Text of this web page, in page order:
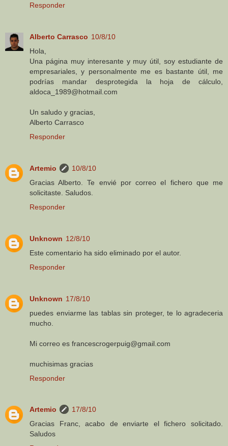
Responder
Alberto Carrasco 10/8/10
Hola,
Una página muy interesante y muy útil, soy estudiante de
empresariales, y personalmente me es bastante útil, me
podrías mandar desprotegida la hoja de cálculo,
aldoca_1989@hotmail.com
Un saludo y gracias,
Alberto Carrasco
Responder
Artemio
10/8/10
Gracias Alberto. Te envié por correo el fichero que me
solicitaste. Saludos.
Responder
Unknown 12/8/10
Este comentario ha sido eliminado por el autor.
Responder
Unknown 17/8/10
puedes enviarme las tablas sin proteger, te lo agradeceria
mucho.
Mi correo es francescrogerpuig@gmail.com
muchisimas gracias
Responder
Artemio
17/8/10
Gracias Franc, acabo de enviarte el fichero solicitado.
Saludos